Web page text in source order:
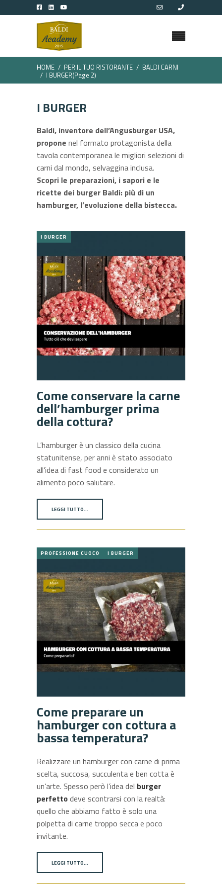
HOME PER IL TUO RISTORANTE
BALDI CARNI
I BURGER(Page 2)
I BURGER
Baldi, inventore dell’Angusburger USA,
propone nel formato protagonista della
tavola contemporanea le migliori selezioni di
carni dal mondo, selvaggina inclusa.
Scopri le preparazioni, i sapori e le
ricette dei burger Baldi: più di un
hamburger, l’evoluzione della bistecca.
I BURGER
Come conservare la carne
dell’hamburger prima
della cottura?
L’hamburger è un classico della cucina
statunitense, per anni è stato associato
all’idea di fast food e considerato un
alimento poco salutare.
LEGGI TUTTO…
PROFESSIONE CUOCO I BURGER
Come preparare un
hamburger con cottura a
bassa temperatura?
Realizzare un hamburger con carne di prima
scelta, succosa, succulenta e ben cotta è
un’arte. Spesso però l’idea del burger
perfetto deve scontrarsi con la realtà:
quello che abbiamo fatto è solo una
polpetta di carne troppo secca e poco
invitante.
LEGGI TUTTO…